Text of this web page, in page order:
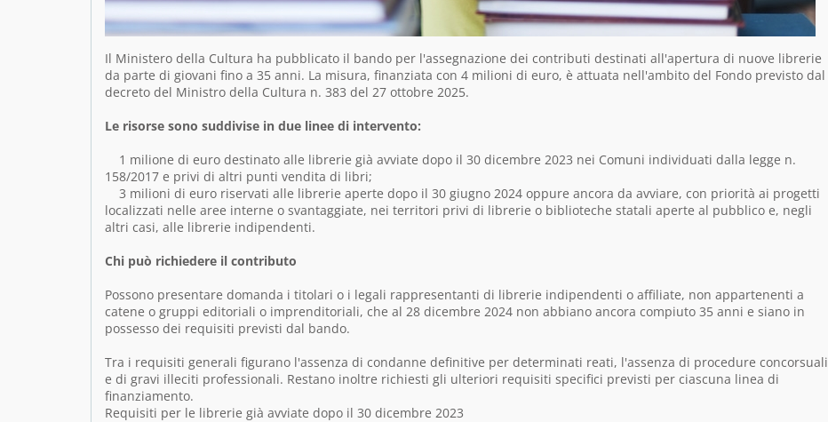
Il Ministero della Cultura ha pubblicato il bando per l'assegnazione dei contributi destinati all'apertura di nuove librerie
da parte di giovani fino a 35 anni. La misura, finanziata con 4 milioni di euro, è attuata nell'ambito del Fondo previsto dal
decreto del Ministro della Cultura n. 383 del 27 ottobre 2025.
Le risorse sono suddivise in due linee di intervento:
1 milione di euro destinato alle librerie già avviate dopo il 30 dicembre 2023 nei Comuni individuati dalla legge n.
158/2017 e privi di altri punti vendita di libri;
3 milioni di euro riservati alle librerie aperte dopo il 30 giugno 2024 oppure ancora da avviare, con priorità ai progetti
localizzati nelle aree interne o svantaggiate, nei territori privi di librerie o biblioteche statali aperte al pubblico e, negli
altri casi, alle librerie indipendenti.
Chi può richiedere il contributo
Possono presentare domanda i titolari o i legali rappresentanti di librerie indipendenti o affiliate, non appartenenti a
catene o gruppi editoriali o imprenditoriali, che al 28 dicembre 2024 non abbiano ancora compiuto 35 anni e siano in
possesso dei requisiti previsti dal bando.
Tra i requisiti generali figurano l'assenza di condanne definitive per determinati reati, l'assenza di procedure concorsuali
e di gravi illeciti professionali. Restano inoltre richiesti gli ulteriori requisiti specifici previsti per ciascuna linea di
finanziamento.
Requisiti per le librerie già avviate dopo il 30 dicembre 2023